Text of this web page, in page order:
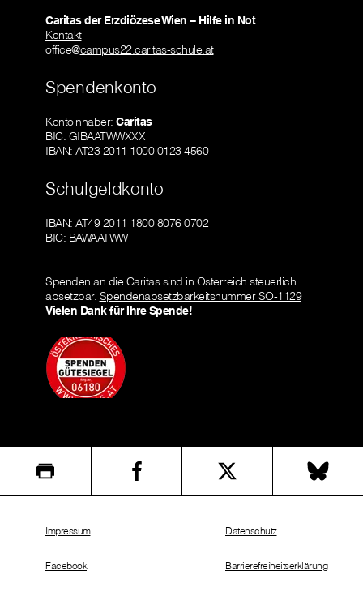
Caritas der Erzdiözese Wien – Hilfe in Not
Kontakt
office@campus22.caritas-schule.at
Spendenkonto
Kontoinhaber: Caritas
BIC: GIBAATWWXXX
IBAN: AT23 2011 1000 0123 4560
Schulgeldkonto
IBAN: AT49 2011 1800 8076 0702
BIC: BAWAATWW
Spenden an die Caritas sind in Österreich steuerlich
absetzbar. Spendenabsetzbarkeitsnummer SO-1129
Vielen Dank für Ihre Spende!
Impressum
Facebook
Datenschutz
Barrierefreiheitserklärung